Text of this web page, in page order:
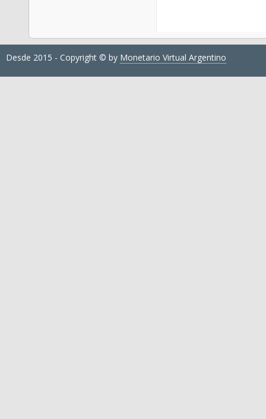
Desde 2015 - Copyright © by Monetario Virtual Argentino